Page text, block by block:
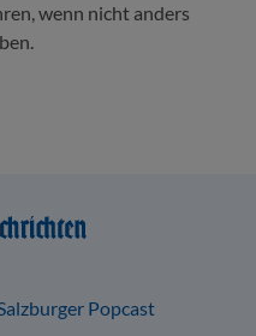
wenn nicht anders
Popcast